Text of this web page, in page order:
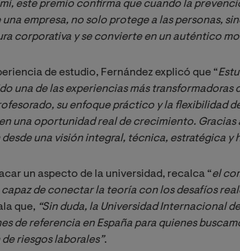
este premio confirma que cuando la
una empresa, no solo protege a las personas,
corporativa y se convierte en un auténtico
de estudio, Fernández explicó que “
una de las experiencias más transformadoras
su enfoque práctico y la flexibilidad
una oportunidad real de crecimiento.
una visión integral, técnica, estratégica y
un aspecto de la universidad, recalca “el
de conectar la teoría con los desafíos
que, “Sin duda, la Universidad Internacional
de referencia en España para quienes
riesgos laborales”.